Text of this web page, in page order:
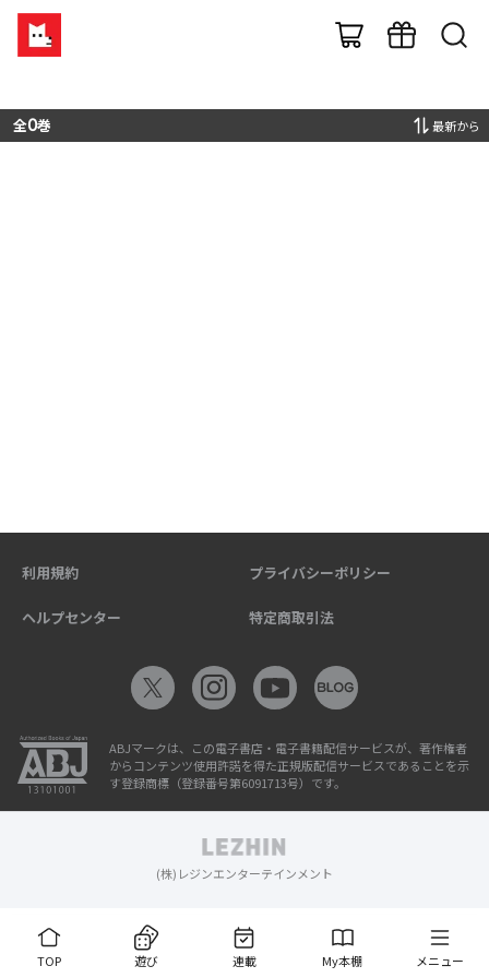
全0巻 最新から
TOP 遊び 連載 My本棚 メニュー
利用規約 プライバシーポリシー
ヘルプセンター 特定商取引法
ABJマークは、この電子書店・電子書籍配信サービスが、著作権者
からコンテンツ使用許諾を得た正規版配信サービスであることを示
す登録商標（登録番号第6091713号）です。
(株)レジンエンターテインメント